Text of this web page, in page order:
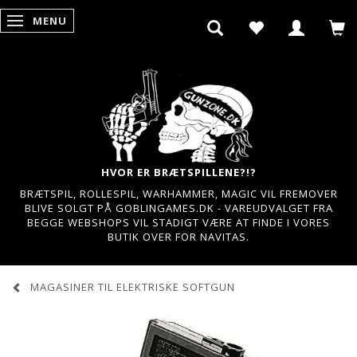
SKIFTE NAVIGATION
MENU
HVOR ER BRÆTSPILLENE?!?
BRÆTSPIL, ROLLESPIL, WARHAMMER, MAGIC VIL FREMOVER
BLIVE SOLGT PÅ GOBLINGAMES.DK - VAREUDVALGET FRA
BEGGE WEBSHOPS VIL STADIGT VÆRE AT FINDE I VORES
BUTIK OVER FOR NAVITAS.
MAGASINER TIL ELEKTRISKE SOFTGUN